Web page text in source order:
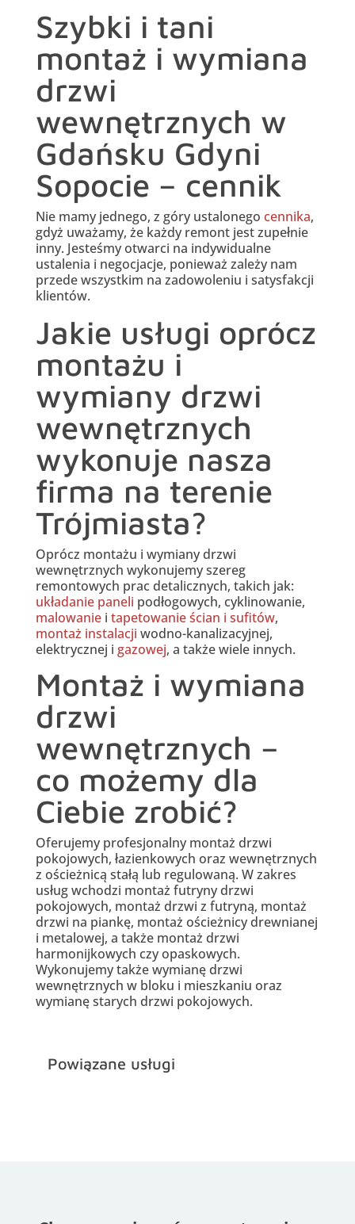
Szybki i tani
montaż i wymiana
drzwi
wewnętrznych w
Gdańsku Gdyni
Sopocie – cennik
Nie mamy jednego, z góry ustalonego cennika,
gdyż uważamy, że każdy remont jest zupełnie
inny. Jesteśmy otwarci na indywidualne
ustalenia i negocjacje, ponieważ zależy nam
przede wszystkim na zadowoleniu i satysfakcji
klientów.
Jakie usługi oprócz
montażu i
wymiany drzwi
wewnętrznych
wykonuje nasza
firma na terenie
Trójmiasta?
Oprócz montażu i wymiany drzwi
wewnętrznych wykonujemy szereg
remontowych prac detalicznych, takich jak:
układanie paneli podłogowych, cyklinowanie,
malowaniei tapetowanie ścian i sufitów,
montaż instalacji wodno-kanalizacyjnej,
elektrycznej i gazowej, a także wiele innych.
Montaż i wymiana
drzwi
wewnętrznych –
co możemy dla
Ciebie zrobić?
Oferujemy profesjonalny montaż drzwi
pokojowych, łazienkowych oraz wewnętrznych
z ościeżnicą stałą lub regulowaną. W zakres
usług wchodzi montaż futryny drzwi
pokojowych, montaż drzwi z futryną, montaż
drzwi na piankę, montaż ościeżnicy drewnianej
i metalowej, a także montaż drzwi
harmonijkowych czy opaskowych.
Wykonujemy także wymianę drzwi
wewnętrznych w bloku i mieszkaniu oraz
wymianę starych drzwi pokojowych.
Powiązane usługi